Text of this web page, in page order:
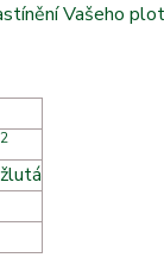
Vašeho
2